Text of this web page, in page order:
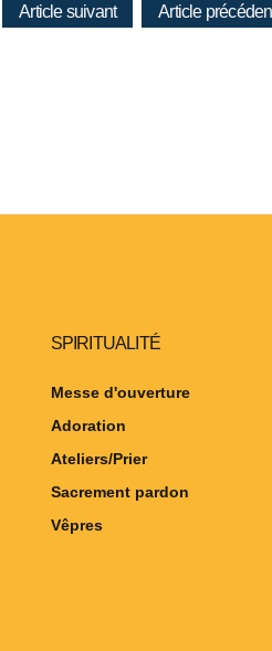
Article suivant Article
SPIRITUALITÉ
Messe d'ouverture
Adoration
Ateliers/Prier
Sacrement pardon
Vêpres